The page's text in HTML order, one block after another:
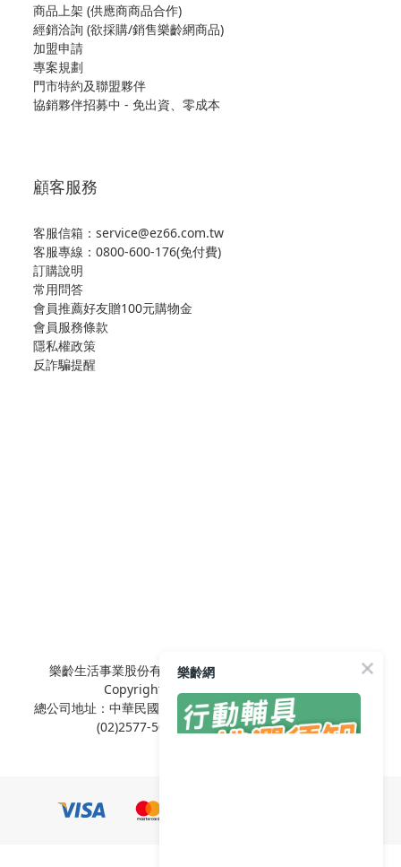
商品上架 (供應商商品合作)
經銷洽詢 (欲採購/銷售樂齡網商品)
加盟申請
專案規劃
門市特約及聯盟夥伴
協銷夥伴招募中 - 免出資、零成本
顧客服務
客服信箱：service@ez66.com.tw
客服專線： 0800-600-176(免付費)
訂購說明
常用問答
會員推薦好友贈100元購物金
會員服務條款
隱私權政策
反詐騙提醒
樂齡生活事業股份有限公司 L'elan Enterprise CO.,Ltd.
Copyright© All Rights Reserved.
總公司地址：中華民國台北市內湖區陽光街381號3樓 電話：
(02)2577-5025 傳真：(02)2577-5021
樂齡網